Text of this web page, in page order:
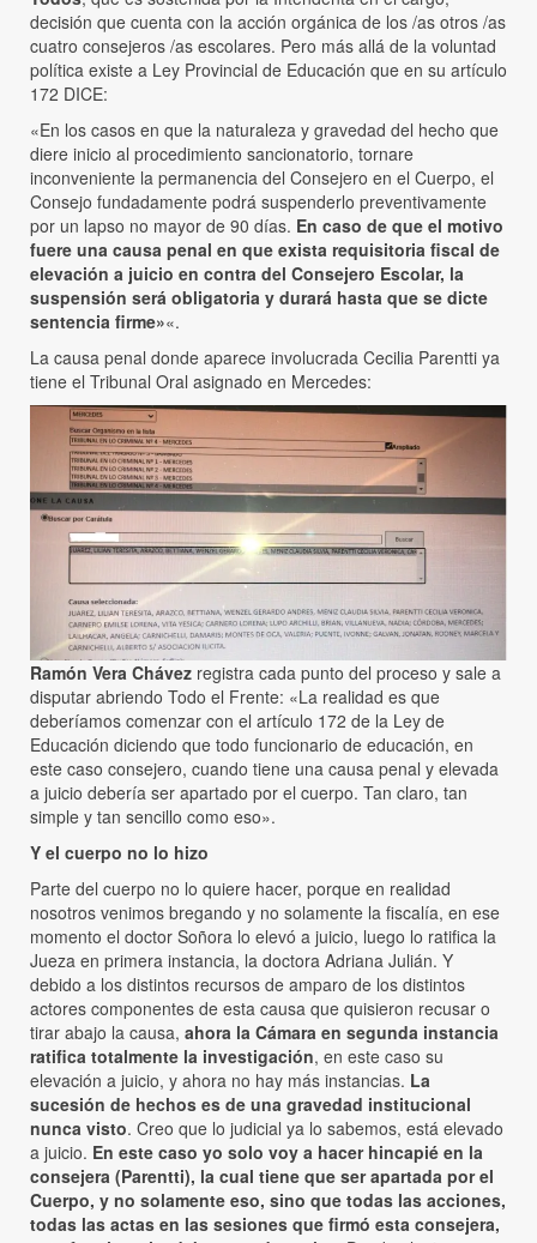
decisión que cuenta con la acción orgánica de los /as otros /as
cuatro consejeros /as escolares. Pero más allá de la voluntad
política existe a Ley Provincial de Educación que en su artículo
172 DICE:
«En los casos en que la naturaleza y gravedad del hecho que
diere inicio al procedimiento sancionatorio, tornare
inconveniente la permanencia del Consejero en el Cuerpo, el
Consejo fundadamente podrá suspenderlo preventivamente
por un lapso no mayor de 90 días. En caso de que el motivo
fuere una causa penal en que exista requisitoria fiscal de
elevación a juicio en contra del Consejero Escolar, la
suspensión será obligatoria y durará hasta que se dicte
sentencia firme»«.
La causa penal donde aparece involucrada Cecilia Parentti ya
tiene el Tribunal Oral asignado en Mercedes:
Ramón Vera Chávez registra cada punto del proceso y sale a
disputar abriendo Todo el Frente: «La realidad es que
deberíamos comenzar con el artículo 172 de la Ley de
Educación diciendo que todo funcionario de educación, en
este caso consejero, cuando tiene una causa penal y elevada
a juicio debería ser apartado por el cuerpo. Tan claro, tan
simple y tan sencillo como eso».
Y el cuerpo no lo hizo
Parte del cuerpo no lo quiere hacer, porque en realidad
nosotros venimos bregando y no solamente la fiscalía, en ese
momento el doctor Soñora lo elevó a juicio, luego lo ratifica la
Jueza en primera instancia, la doctora Adriana Julián. Y
debido a los distintos recursos de amparo de los distintos
actores componentes de esta causa que quisieron recusar o
tirar abajo la causa, ahora la Cámara en segunda instancia
ratifica totalmente la investigación, en este caso su
elevación a juicio, y ahora no hay más instancias. La
sucesión de hechos es de una gravedad institucional
nunca visto. Creo que lo judicial ya lo sabemos, está elevado
a juicio. En este caso yo solo voy a hacer hincapié en la
consejera (Parentti), la cual tiene que ser apartada por el
Cuerpo, y no solamente eso, sino que todas las acciones,
todas las actas en las sesiones que firmó esta consejera,